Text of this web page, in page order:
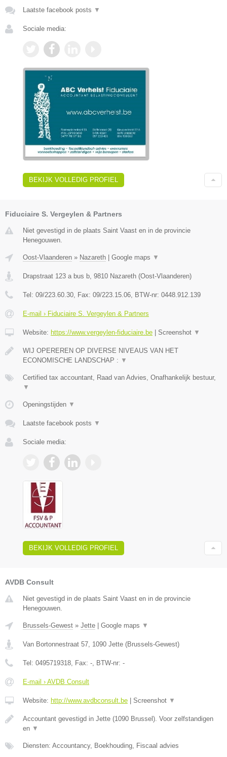
Laatste facebook posts ▼
Sociale media:
BEKIJK VOLLEDIG PROFIEL
Fiduciaire S. Vergeylen & Partners
Niet gevestigd in de plaats Saint Vaast en in de provincie
Henegouwen.
Oost-Vlaanderen » Nazareth Google maps ▼
Drapstraat 123 a bus b, 9810 Nazareth (Oost-Vlaanderen)
Tel: 09/223.60.30, Fax: 09/223.15.06, BTW-nr: 0448.912.139
E-mail › Fiduciaire S. Vergeylen & Partners
Website: https://www.vergeylen-fiduciaire.be Screenshot ▼
WIJ OPEREREN OP DIVERSE NIVEAUS VAN HET
ECONOMISCHE LANDSCHAP : ▼
Certified tax accountant, Raad van Advies, Onafhankelijk bestuur,
▼
Openingstijden ▼
Laatste facebook posts ▼
Sociale media:
BEKIJK VOLLEDIG PROFIEL
AVDB Consult
Niet gevestigd in de plaats Saint Vaast en in de provincie
Henegouwen.
Brussels-Gewest » Jette | Google maps ▼
Van Bortonnestraat 57 1090 Jette (Brussels-Gewest)
Tel: 0495719318 , Fax: - , BTW-nr: -
E-mail › AVDB Consult
Website: http://www.avdbconsult.be | Screenshot ▼
Accountant gevestigd in Jette (1090 Brussel). Voor zelfstandigen
en ▼
Diensten: Accountancy, Boekhouding, Fiscaal advies